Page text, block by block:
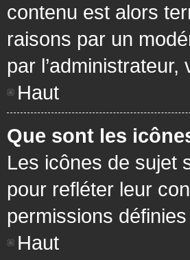
contenu est alors
raisons par un
par
Haut
Que sont les
Les icônes de sujet
pour refléter leur
permissions
Haut